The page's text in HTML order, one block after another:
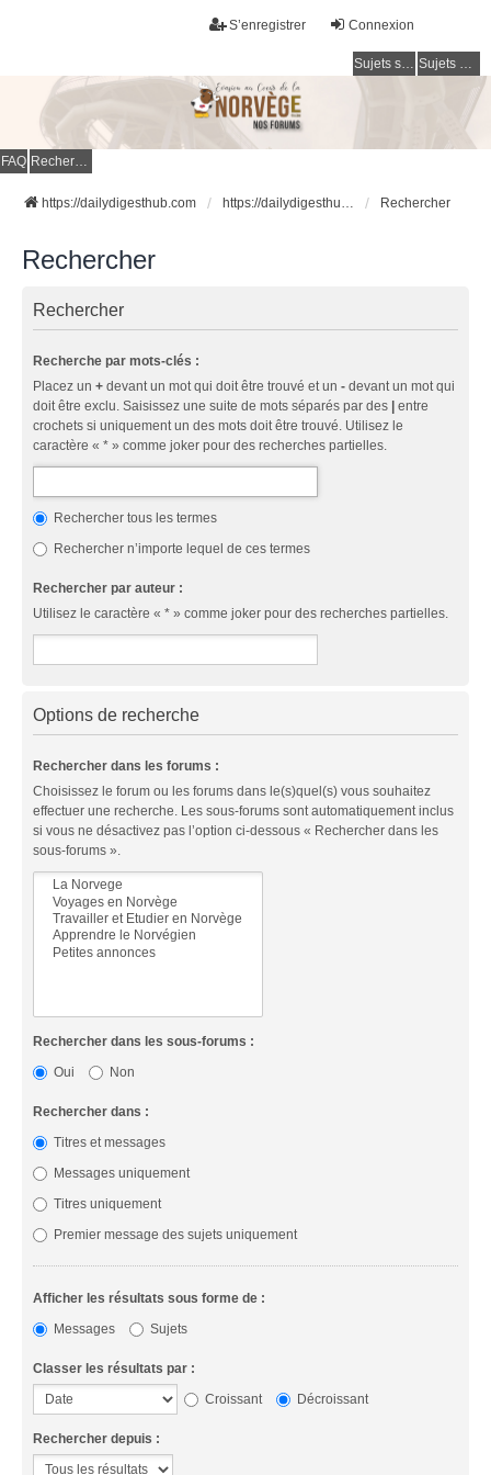
Connexion
S’enregistrer
Sujets sans réponse Sujets actifs
FAQ Rechercher
https://dailydigesthub.com https://dailydigesthub.com Rechercher
Rechercher
Rechercher
Recherche par mots-clés :
Placez un + devant un mot qui doit être trouvé et un - devant un mot qui
doit être exclu. Saisissez une suite de mots séparés par des
entre
crochets si uniquement un des mots doit être trouvé. Utilisez le
caractère « * » comme joker pour des recherches partielles.
Rechercher tous les termes
Rechercher n’importe lequel de ces termes
Rechercher par auteur :
Utilisez le caractère « * » comme joker pour des recherches partielles.
Options de recherche
Rechercher dans les forums :
Choisissez le forum ou les forums dans le(s)quel(s) vous souhaitez
effectuer une recherche. Les sous-forums sont automatiquement inclus
si vous ne désactivez pas l’option ci-dessous « Rechercher dans les
sous-forums ».
Rechercher dans les sous-forums :
Oui
Non
Rechercher dans :
Titres et messages
Messages uniquement
Titres uniquement
Premier message des sujets uniquement
Afficher les résultats sous forme de :
Messages
Sujets
Classer les résultats par :
Croissant
Décroissant
Rechercher depuis :